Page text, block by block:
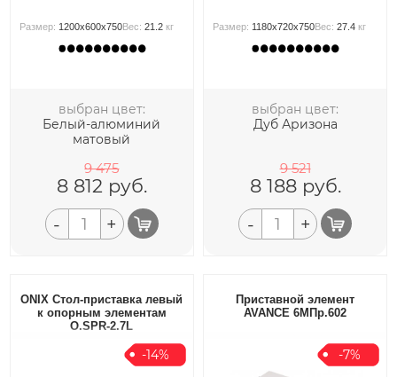
Размер: 1200x600x750Вес:21.2 кг
выбран цвет:
Белый-алюминий
матовый
9 475
8 812 руб.
- +
Размер: 1180x720x750Вес:27.4 кг
выбран цвет:
Дуб Аризона
9 521
8 188руб.
- +
ONIX Стол-приставка левый
к опорным элементам
O.SPR-2.7L
-14%
Приставной элемент
AVANCE 6МПр.602
-7%